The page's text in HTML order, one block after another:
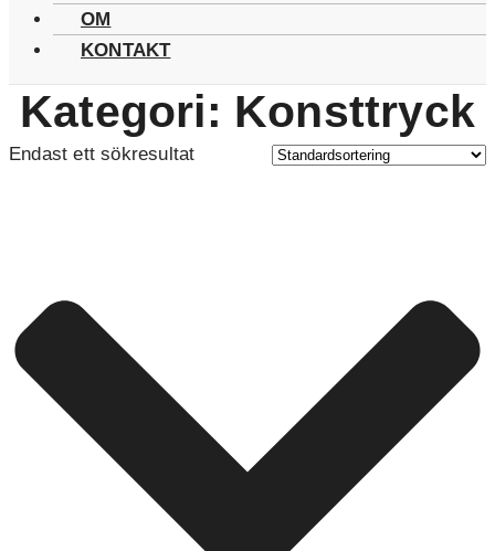
OM
KONTAKT
Kategori: Konsttryck
Endast ett sökresultat